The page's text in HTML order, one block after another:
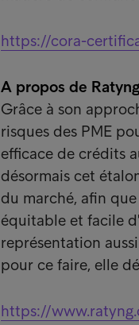
https://cora-
A propos de Ratyng
Grâce à son
risques des PME
efficace de crédits
désormais cet
du marché, afin
équitable et facile
représentation
pour ce faire, elle
https://